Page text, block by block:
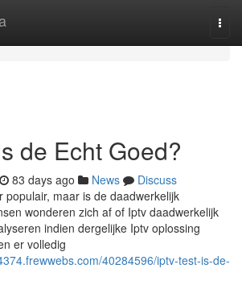
de Echt Goed?
83 days ago News
Discuss
populair, maar is de daadwerkelijk
wonderen zich af of Iptv daadwerkelijk
indien dergelijke Iptv oplossing
er volledig
40284596/iptv-test-is-de-